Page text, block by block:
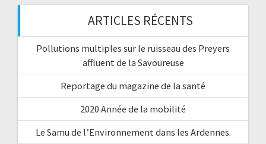
ARTICLES RÉCENTS
Pollutions multiples sur le ruisseau des Preyers
affluent de la Savoureuse
Reportage du magazine de la santé
2020 Année de la mobilité
Le Samu de l’Environnement dans les Ardennes.